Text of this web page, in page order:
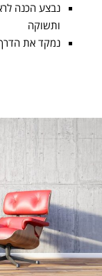
נבצע הכנה
ותשוקה
נמקד את